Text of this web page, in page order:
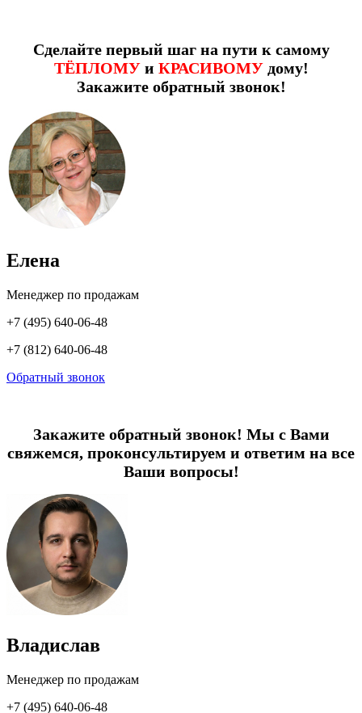
Сделайте первый шаг на пути к самому
ТЁПЛОМУи КРАСИВОМУдому!
Закажите обратный звонок!
Елена
Менеджер по продажам
+7 (495) 640-06-48
+7 (812) 640-06-48
Обратный звонок
Закажите обратный звонок! Мы с Вами
свяжемся, проконсультируем и ответим на все
Ваши вопросы!
Владислав
Менеджер по продажам
+7 (495) 640-06-48